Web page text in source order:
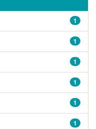
1
1
1
1
1
1